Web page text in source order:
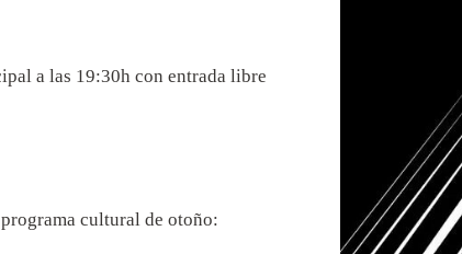
a las 19:30h con entrada libre
cultural de otoño:
cookies on this site to enhance your user